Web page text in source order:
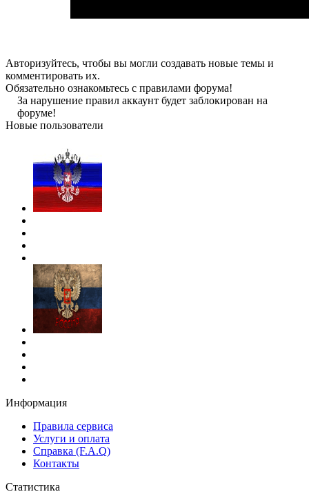
Авторизуйтесь, чтобы вы могли создавать новые темы и
комментировать их.
Обязательно ознакомьтесь с правилами форума!
За нарушение правил аккаунт будет заблокирован на
форуме!
Новые пользователи
Информация
Правила сервиса
Услуги и оплата
Справка (F.A.Q)
Контакты
Статистика